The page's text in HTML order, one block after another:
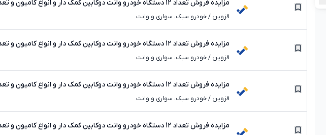
موتورسیکلت شرکت گاز
قزوین /خودرو سبک، سواری و وانت
موتورسیکلت شرکت گاز
قزوین /خودرو سبک، سواری و وانت
موتورسیکلت شرکت گاز
قزوین /خودرو سبک، سواری و وانت